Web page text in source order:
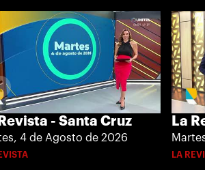
- Santa Cruz
4 de Agosto de 2026
La
LA